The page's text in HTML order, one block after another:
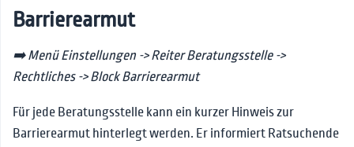
Barrierearmut
➡️ Menü Einstellungen -> Reiter Beratungsstelle ->
Rechtliches -> Block Barrierearmut
Für jede Beratungsstelle kann ein kurzer Hinweis zur
Barrierearmut hinterlegt werden. Er informiert Ratsuchende